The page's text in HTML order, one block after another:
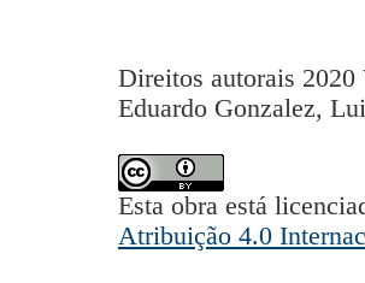
Direitos autorais
Eduardo Gonzalez,
Esta obra está
Atribuição 4.0